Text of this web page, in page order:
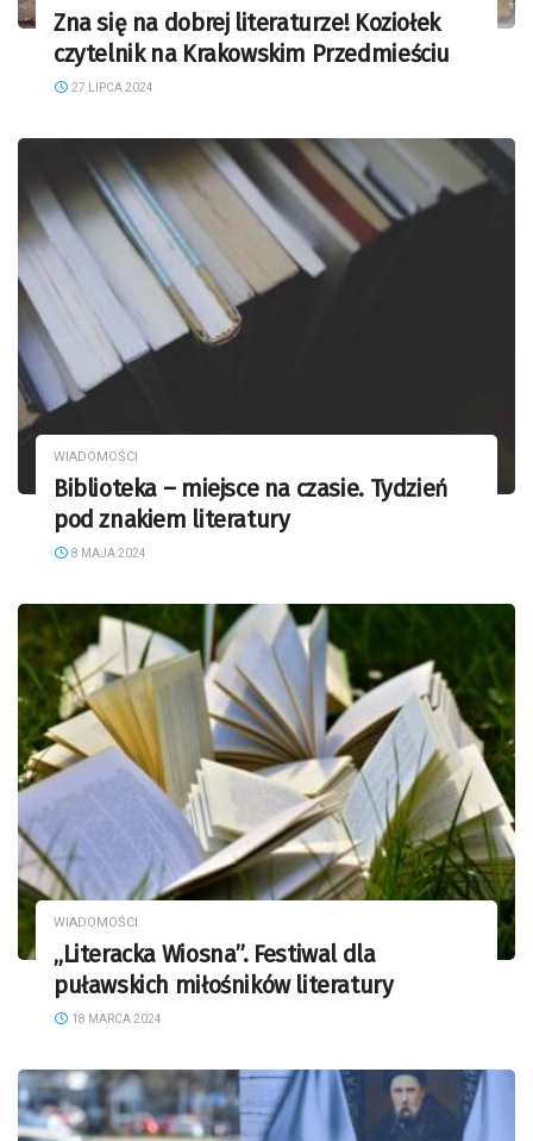
Zna się na dobrej literaturze! Koziołek
czytelnik na Krakowskim Przedmieściu
27 LIPCA 2024
WIADOMOŚCI
Biblioteka – miejsce na czasie. Tydzień
pod znakiem literatury
8 MAJA 2024
WIADOMOŚCI
„Literacka Wiosna”. Festiwal dla
puławskich miłośników literatury
18 MARCA 2024